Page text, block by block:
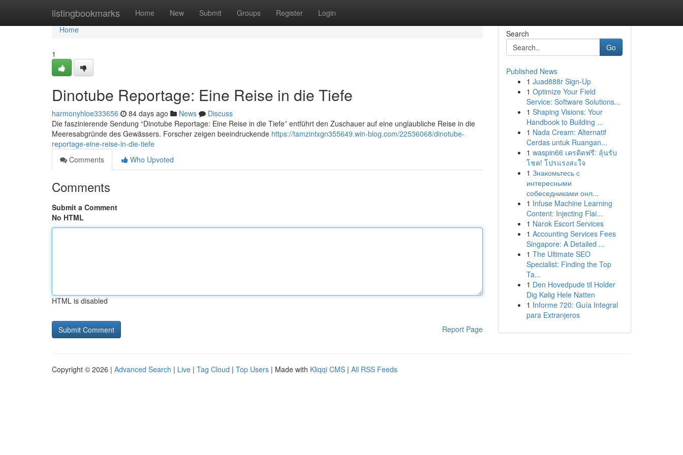
listingbookmarks Home New Submit Groups Register Login
Home
Home
1
Dinotube Reportage: Eine Reise in die Tiefe
harmonyhloe333656 84 days ago News
Discuss
Die faszinierende Sendung “Dinotube Reportage: Eine Reise in die Tiefe” entführt den Zuschauer auf eine unglaubliche Reise in die
Meeresabgründe des Gewässers. Forscher zeigen beeindruckende https://tamzintxgn355649.win-blog.com/22536068/dinotube-
reportage-eine-reise-in-die-tiefe
Comments
Who Upvoted
Comments
Submit a Comment
No HTML
HTML is disabled
Report Page
Search
Go
Published News
1 Juad888r Sign-Up
1 Optimize Your Field
Service: Software Solutions...
1 Shaping Visions: Your
Handbook to Building ...
1 Nada Cream: Alternatif
Cerdas untuk Ruangan...
1 waspin66 เครดิตฟรี: ลุ้นรับ
โชค! โปรแรงสะใจ
1 Знакомьтесь с
интересными
собеседниками онл...
1 Infuse Machine Learning
Content: Injecting Flai...
1 Narok Escort Services
1 Accounting Services Fees
Singapore: A Detailed ...
1 The Ultimate SEO
Specialist: Finding the Top
Ta...
1 Den Hovedpude til Holder
Dig Kølig Hele Natten
1 Informe 720: Guía Integral
para Extranjeros
Copyright © 2026 | Advanced Search | Live | Tag Cloud | Top Users | Made with Kliqqi CMS | All RSS Feeds